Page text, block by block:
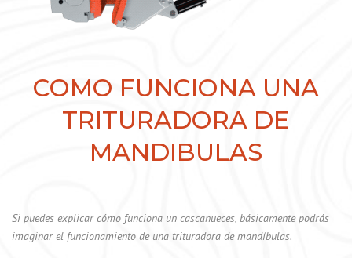
COMO FUNCIONA UNA
TRITURADORA DE
MANDIBULAS
Si puedes explicar cómo funciona un cascanueces, básicamente podrás
imaginar el funcionamiento de una trituradora de mandíbulas.